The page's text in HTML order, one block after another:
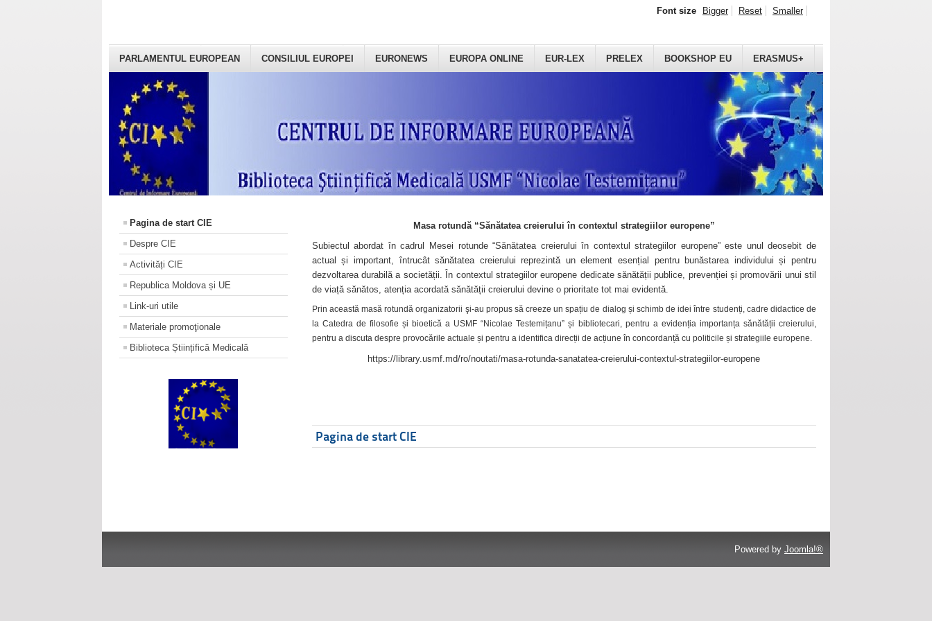
PARLAMENTUL EUROPEAN CONSILIUL EUROPEI EURONEWS EUROPA ONLINE EUR-LEX PRELEX BOOKSHOP EU ERASMUS+
Font size Bigger Reset Smaller
Pagina de start CIE
Despre CIE
Activități CIE
Republica Moldova și UE
Link-uri utile
Materiale promoţionale
Biblioteca Științifică Medicală
Masa rotundă “Sănătatea creierului în contextul strategiilor europene”
Subiectul abordat în cadrul Mesei rotunde “Sănătatea creierului în contextul strategiilor europene” este unul deosebit de
actual și important, întrucât sănătatea creierului reprezintă un element esențial pentru bunăstarea individului și pentru
dezvoltarea durabilă a societății. În contextul strategiilor europene dedicate sănătății publice, prevenției și promovării unui stil
de viață sănătos, atenția acordată sănătății creierului devine o prioritate tot mai evidentă.
Prin această masă rotundă organizatorii şi-au propus să creeze un spațiu de dialog și schimb de idei între studenți, cadre didactice de
la Catedra de filosofie și bioetică a USMF “Nicolae Testemițanu” și bibliotecari, pentru a evidenția importanța sănătății creierului,
pentru a discuta despre provocările actuale și pentru a identifica direcții de acțiune în concordanță cu politicile și strategiile europene.
https://library.usmf.md/ro/noutati/masa-rotunda-sanatatea-creierului-contextul-strategiilor-europene
Pagina de start CIE
Powered by Joomla!®